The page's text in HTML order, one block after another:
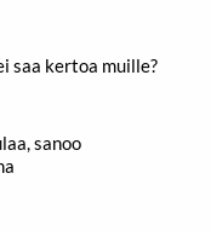
saa kertoa muille?
sanoo